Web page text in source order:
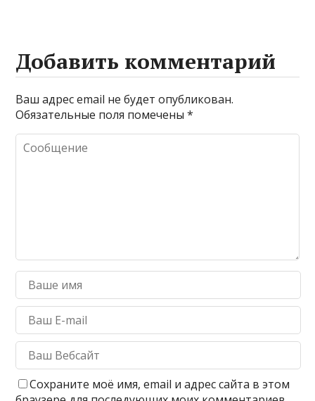
Добавить комментарий
Ваш адрес email не будет опубликован.
Обязательные поля помечены*
Сохраните моё имя, email и адрес сайта в этом